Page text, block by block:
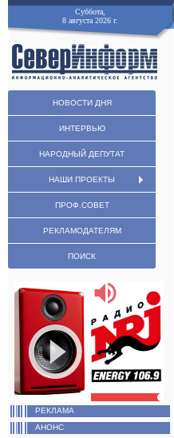
Суббота,
8 августа 2026 г.
НОВОСТИ ДНЯ
ИНТЕРВЬЮ
НАРОДНЫЙ ДЕПУТАТ
НАШИ ПРОЕКТЫ
ПРОФ.СОВЕТ
РЕКЛАМОДАТЕЛЯМ
ПОИСК
РЕКЛАМА
АНОНС